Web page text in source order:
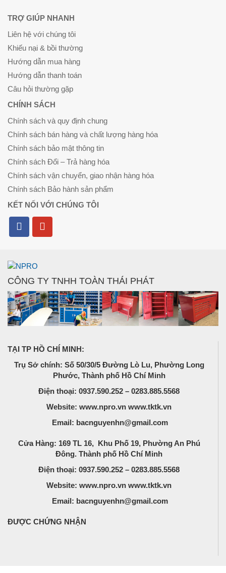
TRỢ GIÚP NHANH
Liên hệ với chúng tôi
Khiếu nại & bồi thường
Hướng dẫn mua hàng
Hướng dẫn thanh toán
Câu hỏi thường gặp
CHÍNH SÁCH
Chính sách và quy định chung
Chính sách bán hàng và chất lượng hàng hóa
Chính sách bảo mật thông tin
Chính sách Đổi – Trả hàng hóa
Chính sách vận chuyển, giao nhận hàng hóa
Chính sách Bảo hành sản phẩm
KẾT NỐI VỚI CHÚNG TÔI
CÔNG TY TNHH TOÀN THÁI PHÁT
TẠI TP HỒ CHÍ MINH:
Trụ Sở chính: Số 50/30/5 Đường Lò Lu, Phường Long
Phước, Thành phố Hồ Chí Minh
Điện thoại: 0937.590.252 – 0283.885.5568
Website: www.npro.vn www.tktk.vn
Email: bacnguyenhn@gmail.com
Cửa Hàng: 169 TL 16, Khu Phố 19, Phường An Phú
Đông. Thành phố Hồ Chí Minh
Điện thoại: 0937.590.252 – 0283.885.5568
Website: www.npro.vn www.tktk.vn
Email: bacnguyenhn@gmail.com
ĐƯỢC CHỨNG NHẬN